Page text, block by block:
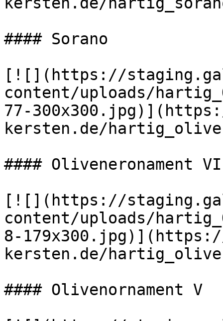
#### Sorano
[![](https://
content/uploads/
77-
kersten.de/
#### Oliveneronament VI
[![](https://
content/uploads/
8-
kersten.de/
#### Olivenornament V